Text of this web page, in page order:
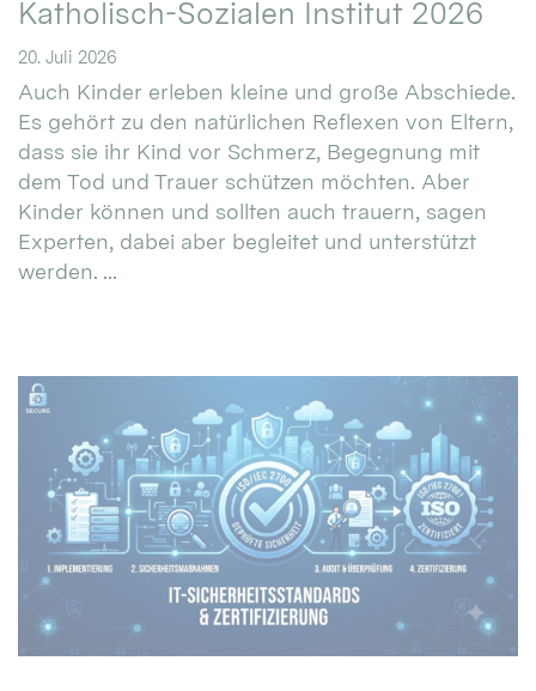
Katholisch-Sozialen Institut 2026
20. Juli 2026
Auch Kinder erleben kleine und große Abschiede.
Es gehört zu den natürlichen Reflexen von Eltern,
dass sie ihr Kind vor Schmerz, Begegnung mit
dem Tod und Trauer schützen möchten. Aber
Kinder können und sollten auch trauern, sagen
Experten, dabei aber begleitet und unterstützt
werden. ...